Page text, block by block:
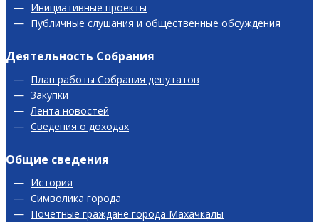
Инициативные проекты
Публичные слушания и общественные обсуждения
Деятельность Собрания
План работы Собрания депутатов
Закупки
Лента новостей
Сведения о доходах
Общие сведения
История
Символика города
Почетные граждане города Махачкалы